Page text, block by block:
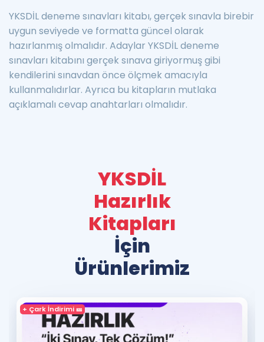
YKSDİL deneme sınavları kitabı, gerçek sınavla birebir
uygun seviyede ve formatta güncel olarak
hazırlanmış olmalıdır. Adaylar YKSDİL deneme
sınavları kitabını gerçek sınava giriyormuş gibi
kendilerini sınavdan önce ölçmek amacıyla
kullanmalıdırlar. Ayrıca bu kitapların mutlaka
açıklamalı cevap anahtarları olmalıdır.
YKSDİL
Hazırlık
Kitapları
İçin
Ürünlerimiz
+ Çark İndirimi 🎫